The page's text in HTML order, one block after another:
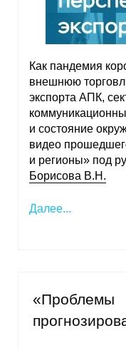
Оценка
Российская
Мониторинга
Центр
экономика
Аспирантура
Об
Как пандемия
внешнюю
экспорта АПК,
и состояние
видео
и регионы» под
Борисова В.Н.
Далее...
«Проблемы